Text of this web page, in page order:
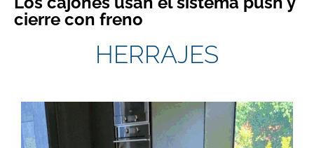
cierre con freno
HERRAJES